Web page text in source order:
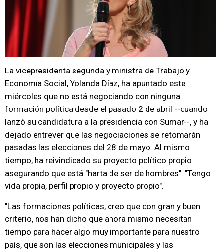
La vicepresidenta segunda y ministra de Trabajo y
Economía Social, Yolanda Díaz, ha apuntado este
miércoles que no está negociando con ninguna
formación política desde el pasado 2 de abril --cuando
lanzó su candidatura a la presidencia con Sumar--, y ha
dejado entrever que las negociaciones se retomarán
pasadas las elecciones del 28 de mayo. Al mismo
tiempo, ha reivindicado su proyecto político propio
asegurando que está "harta de ser de hombres". "Tengo
vida propia, perfil propio y proyecto propio".
"Las formaciones políticas, creo que con gran y buen
criterio, nos han dicho que ahora mismo necesitan
tiempo para hacer algo muy importante para nuestro
país, que son las elecciones municipales y las